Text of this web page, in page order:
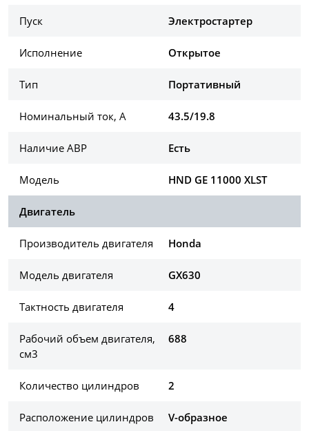
Пуск Электростартер
Исполнение Открытое
Тип Портативный
Номинальный ток, А 43.5/19.8
Наличие АВР Есть
Модель HND GE 11000 XLST
Двигатель
Производитель двигателя Honda
Модель двигателя GX630
Тактность двигателя 4
Рабочий объем двигателя,
см3
688
Количество цилиндров 2
Расположение цилиндров V-образное